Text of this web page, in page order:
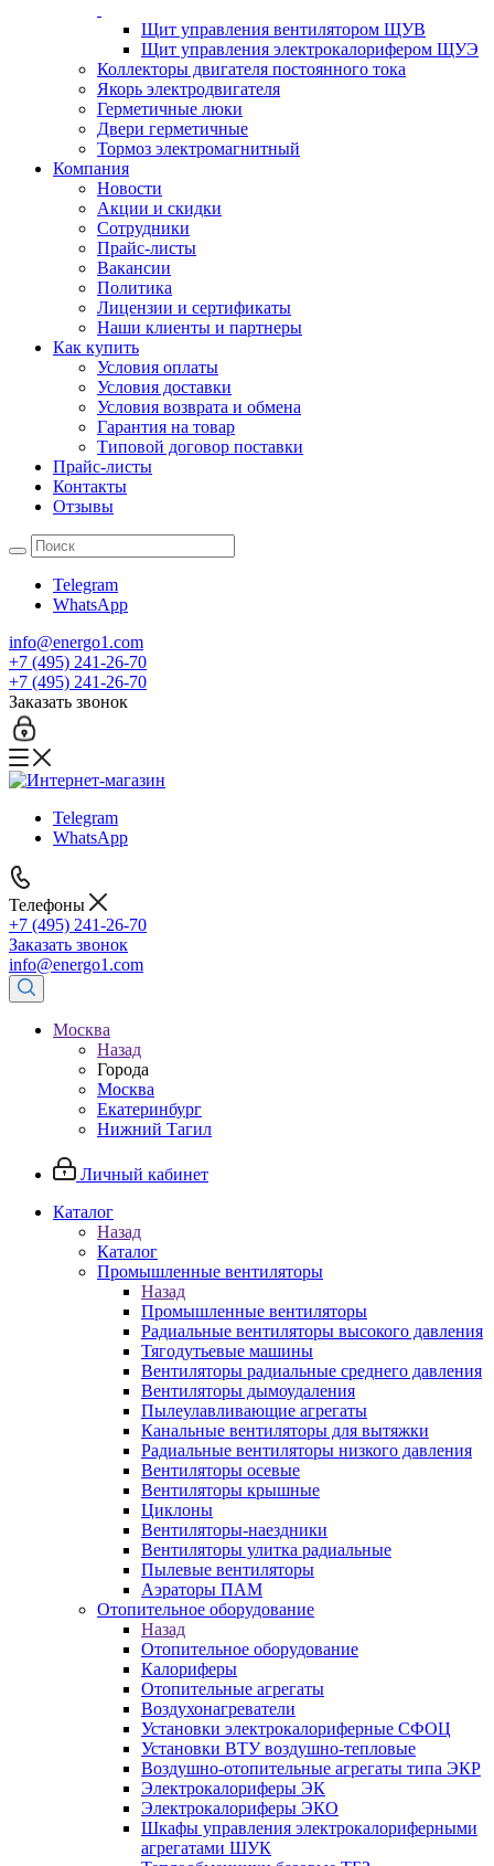
Щит управления вентилятором ЩУВ
Щит управления электрокалорифером ЩУЭ
Коллекторы двигателя постоянного тока
Якорь электродвигателя
Герметичные люки
Двери герметичные
Тормоз электромагнитный
Компания
Новости
Акции и скидки
Сотрудники
Прайс-листы
Вакансии
Политика
Лицензии и сертификаты
Наши клиенты и партнеры
Как купить
Условия оплаты
Условия доставки
Условия возврата и обмена
Гарантия на товар
Типовой договор поставки
Прайс-листы
Контакты
Отзывы
Telegram
WhatsApp
info@energo1.com
+7 (495) 241-26-70
+7 (495) 241-26-70
Заказать звонок
Telegram
WhatsApp
Телефоны
+7 (495) 241-26-70
Заказать звонок
info@energo1.com
Москва
Назад
Города
Москва
Екатеринбург
Нижний Тагил
Личный кабинет
Каталог
Назад
Каталог
Промышленные вентиляторы
Назад
Промышленные вентиляторы
Радиальные вентиляторы высокого давления
Тягодутьевые машины
Вентиляторы радиальные среднего давления
Вентиляторы дымоудаления
Пылеулавливающие агрегаты
Канальные вентиляторы для вытяжки
Радиальные вентиляторы низкого давления
Вентиляторы осевые
Вентиляторы крышные
Циклоны
Вентиляторы-наездники
Вентиляторы улитка радиальные
Пылевые вентиляторы
Аэраторы ПАМ
Отопительное оборудование
Назад
Отопительное оборудование
Калориферы
Отопительные агрегаты
Воздухонагреватели
Установки электрокалориферные СФОЦ
Установки ВТУ воздушно-тепловые
Воздушно-отопительные агрегаты типа ЭКР
Электрокалориферы ЭК
Электрокалориферы ЭКО
Шкафы управления электрокалориферными
агрегатами ШУК